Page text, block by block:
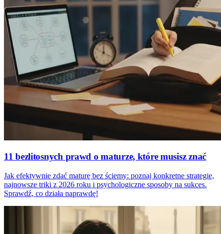
11 bezlitosnych prawd o maturze, które musisz znać
Jak efektywnie zdać maturę bez ściemy: poznaj konkretne strategie,
najnowsze triki z 2026 roku i psychologiczne sposoby na sukces.
Sprawdź, co działa naprawdę!